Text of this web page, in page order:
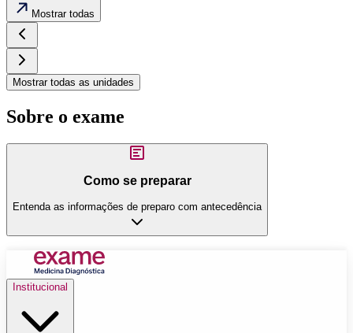
Mostrar todas
Mostrar todas as unidades
Sobre o exame
Como se preparar
Entenda as informações de preparo com antecedência
Institucional